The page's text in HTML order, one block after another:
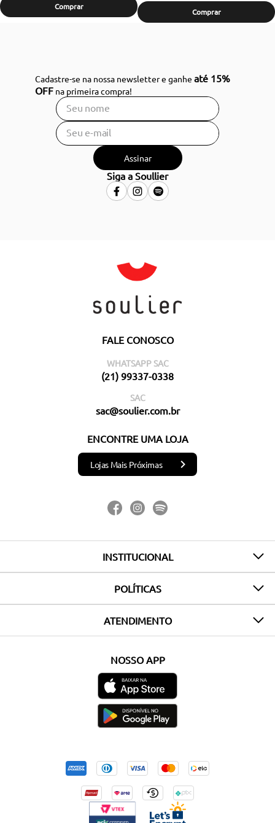
Comprar
Comprar
Cadastre-se na nossa newsletter e ganheaté 15%
OFF na primeira compra!
Assinar
Siga a Soullier
FALE CONOSCO
WHATSAPP SAC
(21) 99337-0338
SAC
sac@soulier.com.br
ENCONTRE UMA LOJA
Lojas Mais Próximas
INSTITUCIONAL
POLÍTICAS
ATENDIMENTO
NOSSO APP